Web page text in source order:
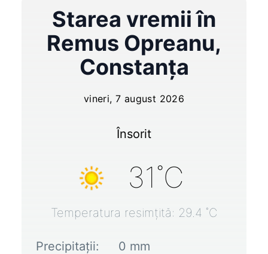
Starea vremii în
Remus Opreanu,
Constanța
vineri, 7 august 2026
Însorit
31˚C
Temperatura resimțită: 29.4 ˚C
Precipitații: 0 mm